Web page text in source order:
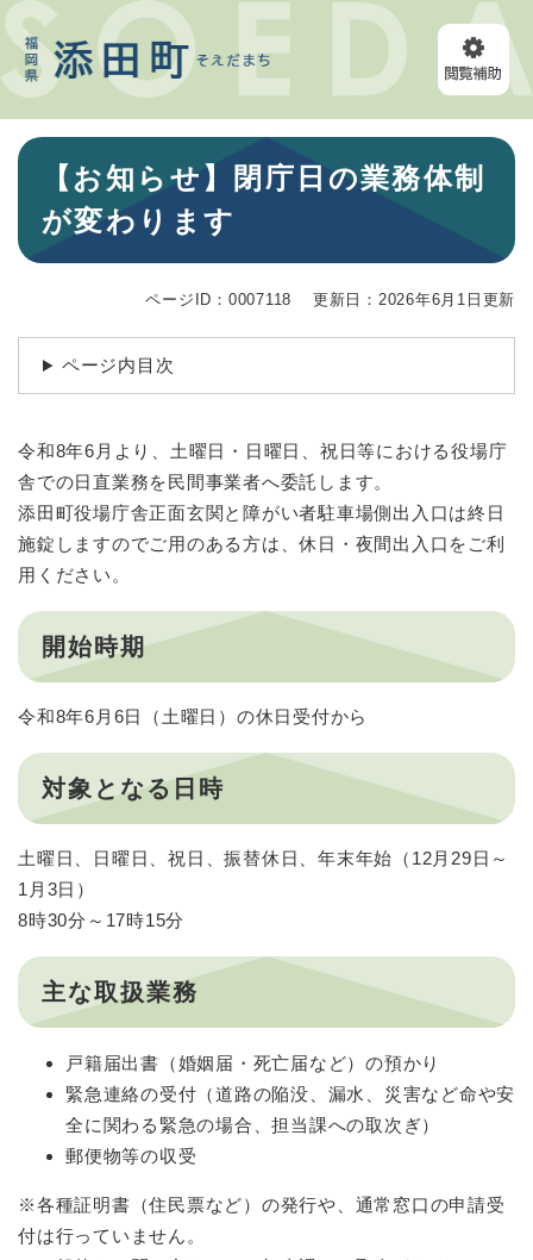
ペ
ー
の
メニューを飛ばして本文へ
本
【お知らせ】閉庁日の業務体制
が変わります
ページID：0007118 更新日：2026年6月1日更新
ページ内目次
令和8年6月より、土曜日・日曜日、祝日等における役場庁
舎での日直業務を民間事業者へ委託します。
添田町役場庁舎正面玄関と障がい者駐車場側出入口は終日
施錠しますのでご用のある方は、休日・夜間出入口をご利
用ください。
開始時期
令和8年6月6日（土曜日）の休日受付から
対象となる日時
土曜日、日曜日、祝日、振替休日、年末年始（12月29日～
1月3日）
8時30分～17時15分
主な取扱業務
戸籍届出書（婚姻届・死亡届など）の預かり
緊急連絡の受付（道路の陥没、漏水、災害など命や安
全に関わる緊急の場合、担当課への取次ぎ）
郵便物等の収受
※各種証明書（住民票など）の発行や、通常窓口の申請受
付は行っていません。